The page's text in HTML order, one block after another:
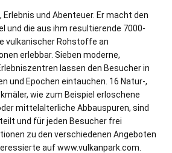
Erlebnis und Abenteuer. Er macht den
und die aus ihm resultierende 7000-
vulkanischer Rohstoffe an
erlebbar. Sieben moderne,
lassen den Besucher in
und Epochen eintauchen. 16 Natur-,
wie zum Beispiel erloschene
mittelalterliche Abbauspuren, sind
und für jeden Besucher frei
zu den verschiedenen Angeboten
auf www.vulkanpark.com.